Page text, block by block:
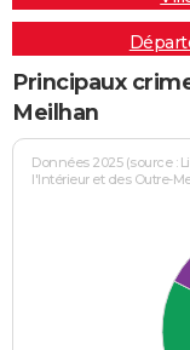
Principaux
Meilhan
Données 2025 (source :
l'Intérieur et des Outre-